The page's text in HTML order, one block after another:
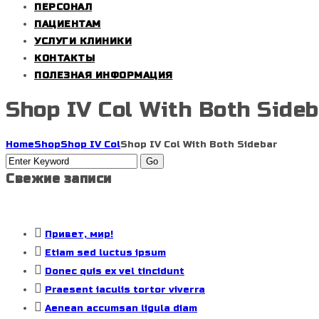
ПЕРСОНАЛ
ПАЦИЕНТАМ
УСЛУГИ КЛИНИКИ
КОНТАКТЫ
ПОЛЕЗНАЯ ИНФОРМАЦИЯ
Shop IV Col With Both
HomeShopShop IV ColShop IV Col With Both Sidebar
Свежие записи
Привет, мир!
Etiam sed luctus ipsum
Donec quis ex vel tincidunt
Praesent iaculis tortor viverra
Aenean accumsan ligula diam